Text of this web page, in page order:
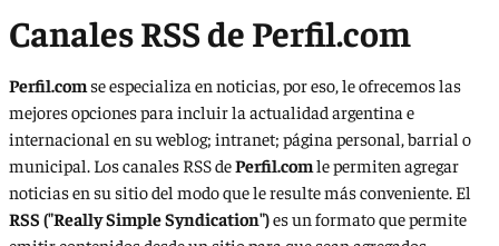
Canales RSS de Perfil.com
Perfil.comse especializa en noticias, por eso, le ofrecemos las
mejores opciones para incluir la actualidad argentina e
internacional en su weblog; intranet; página personal, barrial o
municipal. Los canales RSS dePerfil.comle permiten agregar
noticias en su sitio del modo que le resulte más conveniente. El
RSS ("Really Simple Syndication")es un formato que permite